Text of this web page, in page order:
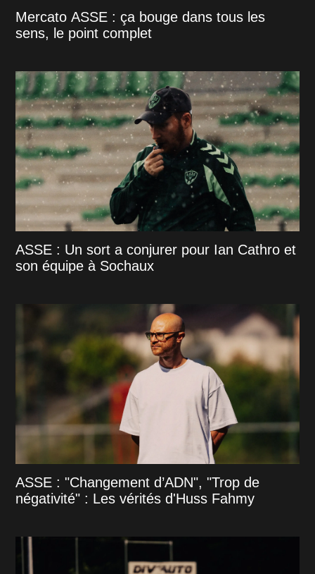
Mercato ASSE : ça bouge dans tous les
sens, le point complet
ASSE : Un sort a conjurer pour Ian Cathro et
son équipe à Sochaux
ASSE : "Changement d’ADN", "Trop de
négativité" : Les vérités d'Huss Fahmy